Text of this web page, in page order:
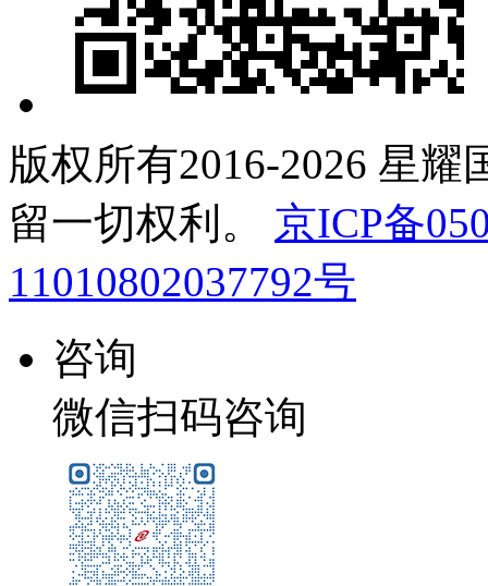
版权所有2016-2026 星耀
留一切权利。
京ICP备
11010802037792号
咨询
微信扫码咨询